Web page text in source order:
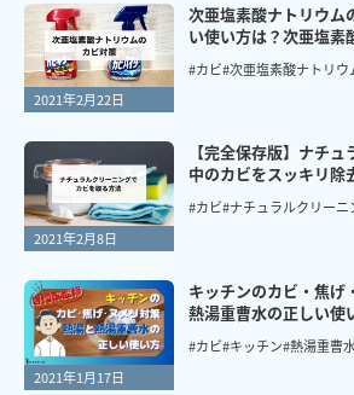
2021年2月22日
次亜塩素酸ナトリウム
い使い方は？次亜塩素
#カビ#次亜塩素酸ナトリウ
2021年2月8日
【完全保存版】ナチ
中のカビをスッキリ除
#カビ#ナチュラルクリーニ
2021年1月17日
キッチンのカビ・焦げ
熱湯重曹水の正しい使
#カビ#キッチン#熱湯重曹水